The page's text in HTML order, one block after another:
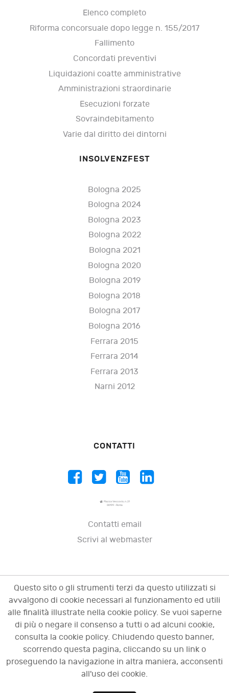
Elenco completo
Riforma concorsuale dopo legge n. 155/2017
Fallimento
Concordati preventivi
Liquidazioni coatte amministrative
Amministrazioni straordinarie
Esecuzioni forzate
Sovraindebitamento
Varie dal diritto dei dintorni
INSOLVENZFEST
Bologna 2025
Bologna 2024
Bologna 2023
Bologna 2022
Bologna 2021
Bologna 2020
Bologna 2019
Bologna 2018
Bologna 2017
Bologna 2016
Ferrara 2015
Ferrara 2014
Ferrara 2013
Narni 2012
CONTATTI
Piazza Vescovio, n. 21
00199 - Roma
Contatti email
Scrivi al webmaster
© 2009 - 2026 OCI - Osservatorio sulle crisi
d'impresa. Tutti i diritti riservati.
Questo sito o gli strumenti terzi da questo utilizzati si
avvalgono di cookie necessari al funzionamento ed utili
alle finalità illustrate nella cookie policy. Se vuoi saperne
di più o negare il consenso a tutti o ad alcuni cookie,
consulta la cookie policy. Chiudendo questo banner,
scorrendo questa pagina, cliccando su un link o
proseguendo la navigazione in altra maniera, acconsenti
all'uso dei cookie.